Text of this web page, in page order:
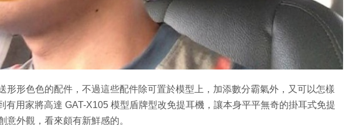
形形色色的配件，不過這些配件除可置於模型上，加添數分霸氣外，又可以怎樣
有用家將高達 GAT-X105 模型盾牌型改免提耳機，讓本身平平無奇的掛耳式免提
意外觀，看來頗有新鮮感的。